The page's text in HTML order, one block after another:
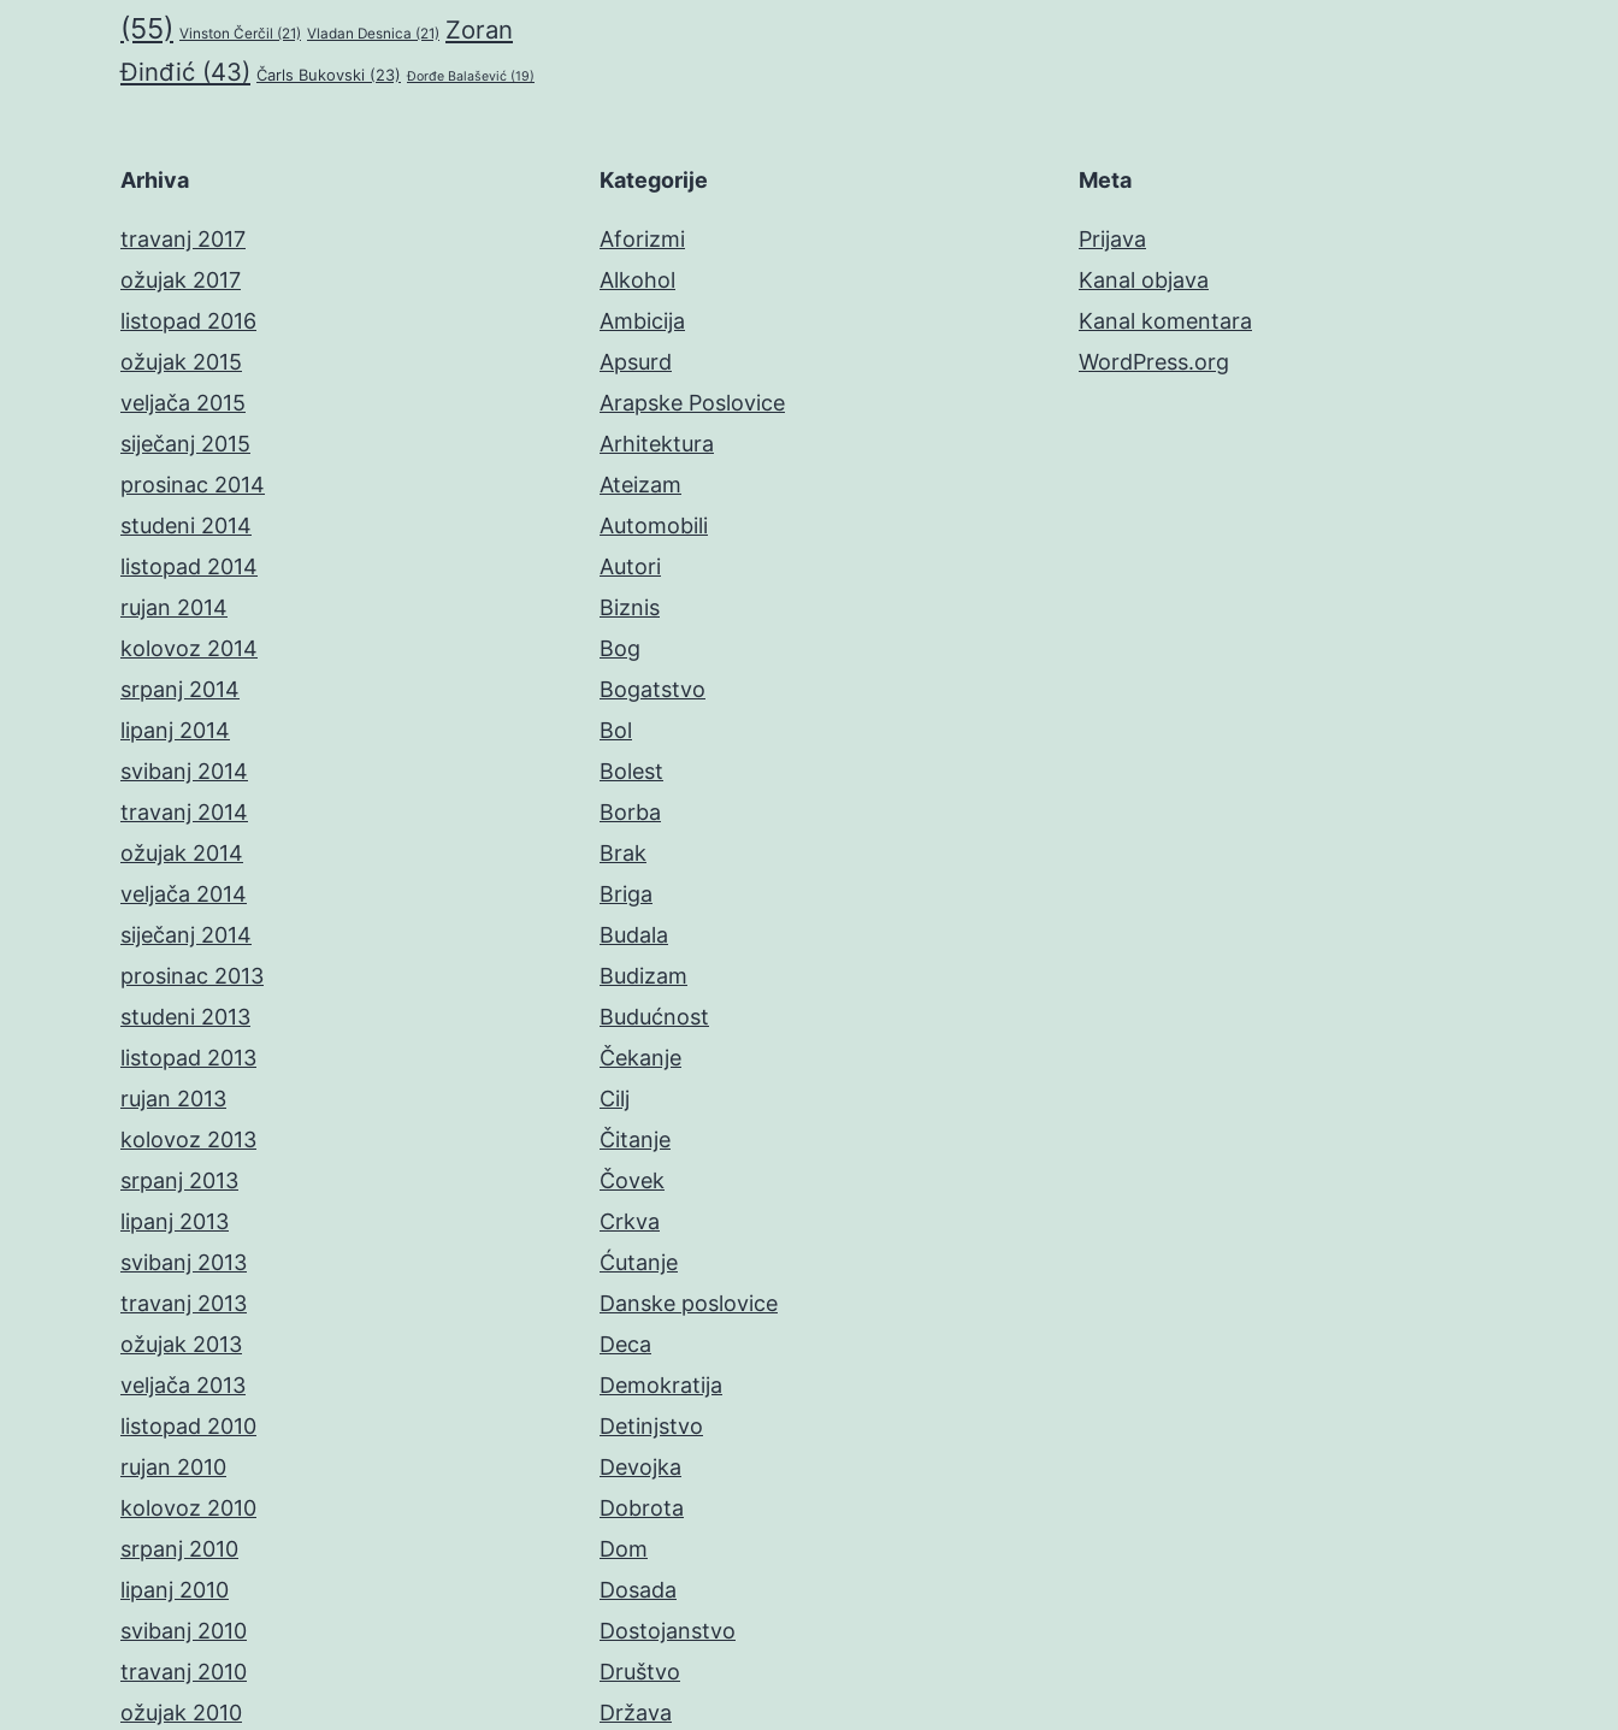
(55) Vinston Čerčil (21) Vladan Desnica (21) Zoran
Đinđić (43) Čarls Bukovski (23) Đorđe Balašević (19)
Arhiva
travanj 2017
ožujak 2017
listopad 2016
ožujak 2015
veljača 2015
siječanj 2015
prosinac 2014
studeni 2014
listopad 2014
rujan 2014
kolovoz 2014
srpanj 2014
lipanj 2014
svibanj 2014
travanj 2014
ožujak 2014
veljača 2014
siječanj 2014
prosinac 2013
studeni 2013
listopad 2013
rujan 2013
kolovoz 2013
srpanj 2013
lipanj 2013
svibanj 2013
travanj 2013
ožujak 2013
veljača 2013
listopad 2010
rujan 2010
kolovoz 2010
srpanj 2010
lipanj 2010
svibanj 2010
travanj 2010
ožujak 2010
Kategorije
Aforizmi
Alkohol
Ambicija
Apsurd
Arapske Poslovice
Arhitektura
Ateizam
Automobili
Autori
Biznis
Bog
Bogatstvo
Bol
Bolest
Borba
Brak
Briga
Budala
Budizam
Budućnost
Čekanje
Cilj
Čitanje
Čovek
Crkva
Ćutanje
Danske poslovice
Deca
Demokratija
Detinjstvo
Devojka
Dobrota
Dom
Dosada
Dostojanstvo
Društvo
Država
Meta
Prijava
Kanal objava
Kanal komentara
WordPress.org